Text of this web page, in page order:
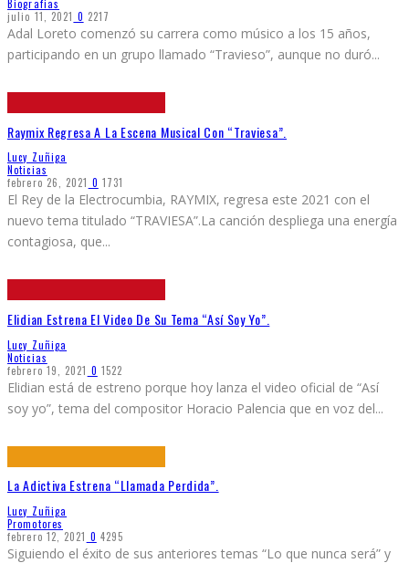
Biografias
julio 11, 2021 0 2217
Adal Loreto comenzó su carrera como músico a los 15 años,
participando en un grupo llamado “Travieso”, aunque no duró...
Raymix Regresa A La Escena Musical Con “Traviesa”.
Lucy Zuñiga
Noticias
febrero 26, 2021 0 1731
El Rey de la Electrocumbia, RAYMIX, regresa este 2021 con el
nuevo tema titulado “TRAVIESA”.La canción despliega una energía
contagiosa, que...
Elidian Estrena El Video De Su Tema “Así Soy Yo”.
Lucy Zuñiga
Noticias
febrero 19, 2021 0 1522
Elidian está de estreno porque hoy lanza el video oficial de “Así
soy yo”, tema del compositor Horacio Palencia que en voz del...
La Adictiva Estrena “Llamada Perdida”.
Lucy Zuñiga
Promotores
febrero 12, 2021 0 4295
Siguiendo el éxito de sus anteriores temas “Lo que nunca será” y